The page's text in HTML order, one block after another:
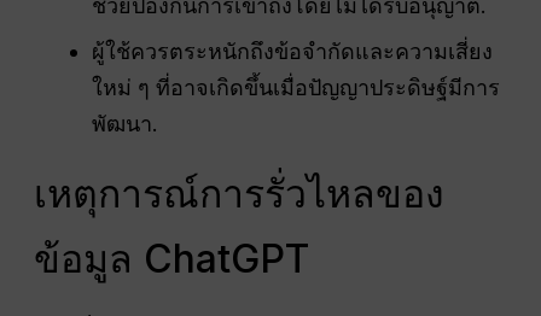
ช่วยป้องกันการเข้าถึงโดยไม่ได้รับอนุญาต.
ผู้ใช้ควรตระหนักถึงข้อจำกัดและความเสี่ยง
ใหม่ ๆ ที่อาจเกิดขึ้นเมื่อปัญญาประดิษฐ์มีการ
พัฒนา.
เหตุการณ์การรั่วไหลของ
ข้อมูล ChatGPT